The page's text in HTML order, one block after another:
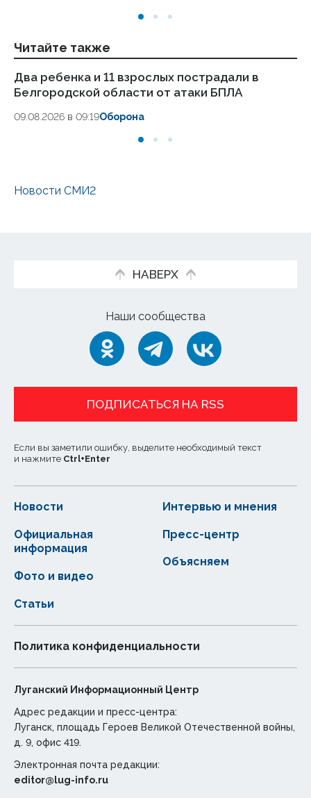
Читайте также
Два ребенка и 11 взрослых пострадали в
Белгородской области от атаки БПЛА
09.08.2026 в 09:19Оборона
Новости СМИ2
НАВЕРХ
Наши сообщества
ПОДПИСАТЬСЯ НА RSS
Если вы заметили ошибку, выделите необходимый текст
и нажмите Ctrl+Enter
Новости
Статьи
Официальная
информация
Интервью и мнения
Фото и видео
Пресс-центр
Объясняем
Политика конфиденциальности
Луганский Информационный Центр
Адрес редакции и пресс-центра:
Луганск, площадь Героев Великой Отечественной войны,
д. 9, офис 419.
Электронная почта редакции:
editor@lug-info.ru